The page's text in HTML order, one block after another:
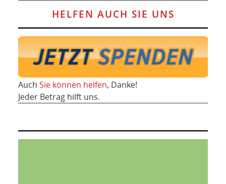
HELFEN AUCH SIE UNS
Auch Sie können helfen, Danke!
Jeder Betrag hilft uns.